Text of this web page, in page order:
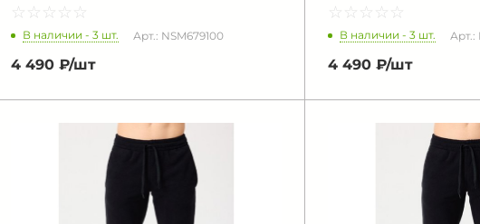
☆ ☆ ☆ ☆ ☆
★ ★ ★ ★ ★
В наличии - 3 шт. Арт.: NSM679100
4 490 ₽/шт
☆ ☆ ☆ ☆ ☆
★ ★ ★ ★ ★
В наличии - 3 шт. Арт.:
4 490 ₽/шт